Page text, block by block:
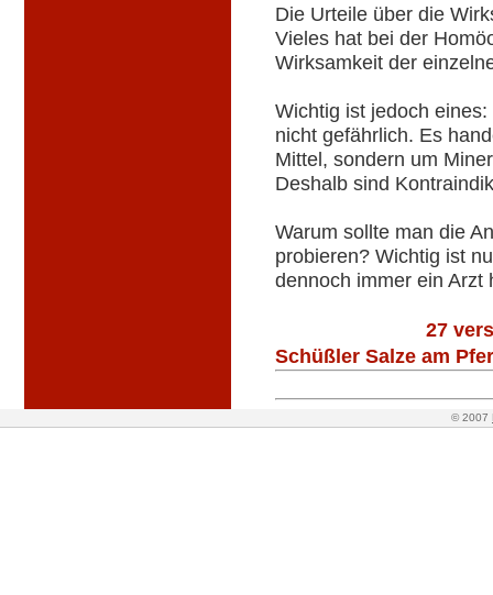
Die Urteile über die
Vieles hat bei der
Wirksamkeit der
Wichtig ist jedoch
nicht gefährlich. Es
Mittel, sondern um
Deshalb sind
Warum sollte man die
probieren? Wichtig ist
dennoch immer ein Arzt
27
Schüßler Salze am
© 2007